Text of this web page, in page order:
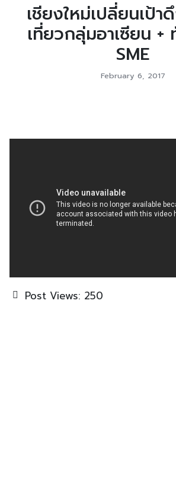
เชียงใหม่เปลี่ยนเป้
เที่ยวกลุ่มอาเซียน +
SME
February 6, 2017
Post Views: 250